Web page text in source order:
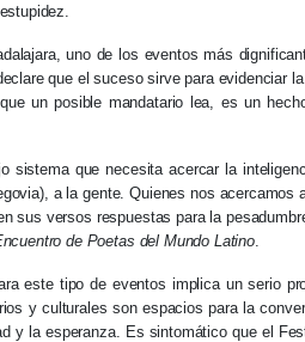
uno de los eventos más
que el suceso sirve para evidenciar
un posible mandatario lea, es un
sistema que necesita acercar la
a la gente. Quienes nos
sus versos respuestas para la
de Poetas del Mundo Latino.
este tipo de eventos implica un serio
y culturales son espacios para la
y la esperanza. Es sintomático que el